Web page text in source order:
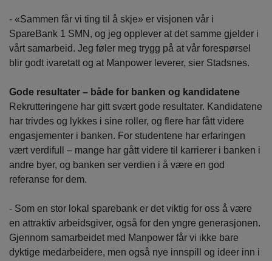
- «Sammen får vi ting til å skje» er visjonen vår i
SpareBank 1 SMN, og jeg opplever at det samme gjelder i
vårt samarbeid. Jeg føler meg trygg på at vår forespørsel
blir godt ivaretatt og at Manpower leverer, sier Stadsnes.
Gode resultater – både for banken og kandidatene
Rekrutteringene har gitt svært gode resultater. Kandidatene
har trivdes og lykkes i sine roller, og flere har fått videre
engasjementer i banken. For studentene har erfaringen
vært verdifull – mange har gått videre til karrierer i banken i
andre byer, og banken ser verdien i å være en god
referanse for dem.
- Som en stor lokal sparebank er det viktig for oss å være
en attraktiv arbeidsgiver, også for den yngre generasjonen.
Gjennom samarbeidet med Manpower får vi ikke bare
dyktige medarbeidere, men også nye innspill og ideer inn i